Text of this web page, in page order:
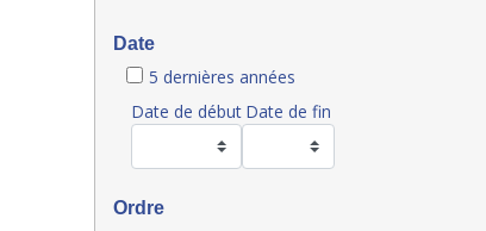
Date
5 dernières années
Date de début Date de fin
Ordre